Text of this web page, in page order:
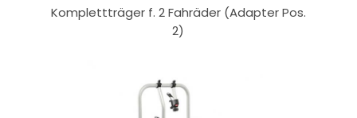
Komplettträger f. 2 Fahräder (Adapter Pos.
2)